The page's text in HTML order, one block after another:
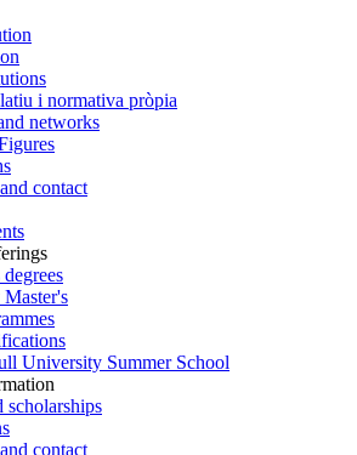
i normativa pròpia
networks
contact
University Summer School
scholarships
contact